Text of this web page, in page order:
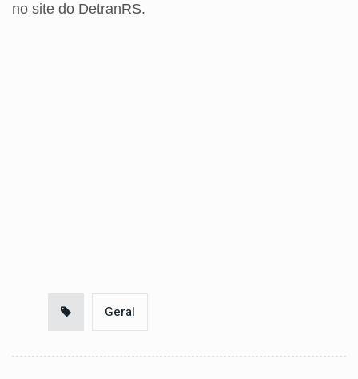
no site do DetranRS.
Geral